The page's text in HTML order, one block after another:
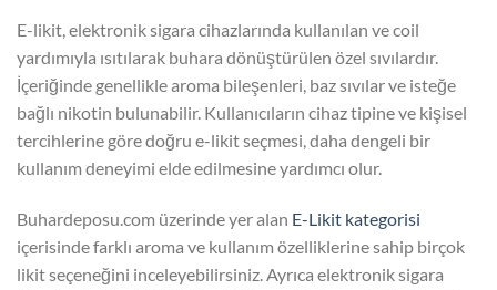
E-likit, elektronik sigara cihazlarında kullanılan ve coil
yardımıyla ısıtılarak buhara dönüştürülen özel sıvılardır.
İçeriğinde genellikle aroma bileşenleri, baz sıvılar ve isteğe
bağlı nikotin bulunabilir. Kullanıcıların cihaz tipine ve kişisel
tercihlerine göre doğru e-likit seçmesi, daha dengeli bir
kullanım deneyimi elde edilmesine yardımcı olur.
Buhardeposu.com üzerinde yer alan E-Likit kategorisi
içerisinde farklı aroma ve kullanım özelliklerine sahip birçok
likit seçeneğini inceleyebilirsiniz. Ayrıca elektronik sigara